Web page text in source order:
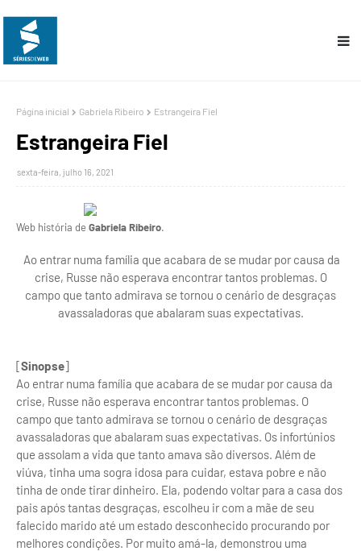
Página inicial Gabriela Ribeiro Estrangeira Fiel
Estrangeira Fiel
sexta-feira, julho 16, 2021
Web história de Gabriela Ribeiro.
Ao entrar numa família que acabara de se mudar por causa da
crise, Russe não esperava encontrar tantos problemas. O
campo que tanto admirava se tornou o cenário de desgraças
avassaladoras que abalaram suas expectativas.
[Sinopse]
Ao entrar numa família que acabara de se mudar por causa da
crise, Russe não esperava encontrar tantos problemas. O
campo que tanto admirava se tornou o cenário de desgraças
avassaladoras que abalaram suas expectativas. Os infortúnios
que assolam a vida que tanto amava são diversos. Além de
viúva, tinha uma sogra idosa para cuidar, estava pobre e não
tinha de onde tirar dinheiro. Ela, podendo voltar para a casa dos
pais após tantas desgraças, escolheu ir com a mãe de seu
falecido marido até um estado desconhecido procurando por
melhores condições. Por muito amá-la, demonstrou uma